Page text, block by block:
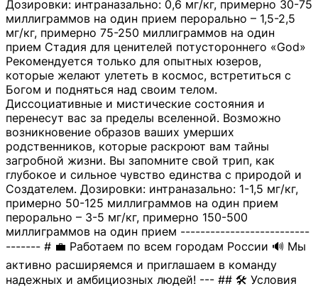
Дозировки: интраназально: 0,6 мг/кг, примерно 30-75
миллиграммов на один прием перорально – 1,5-2,5
мг/кг, примерно 75-250 миллиграммов на один
прием Стадия для ценителей потустороннего «God»
Рекомендуется только для опытных юзеров,
которые желают улететь в космос, встретиться с
Богом и подняться над своим телом.
Диссоциативные и мистические состояния и
перенесут вас за пределы вселенной. Возможно
возникновение образов ваших умерших
родственников, которые раскроют вам тайны
загробной жизни. Вы запомните свой трип, как
глубокое и сильное чувство единства с природой и
Создателем. Дозировки: интраназально: 1-1,5 мг/кг,
примерно 50-125 миллиграммов на один прием
перорально – 3-5 мг/кг, примерно 150-500
миллиграммов на один прием --------------------------
------- # 💼 Работаем по всем городам России 🔊 Мы
активно расширяемся и приглашаем в команду
надежных и амбициозных людей! --- ## 🛠 Условия